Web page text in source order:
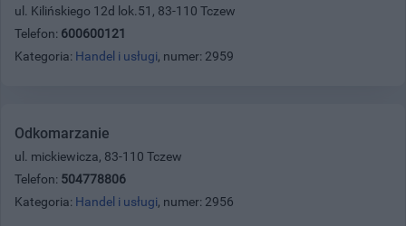
ul. Kilińskiego 12d lok.51, 83-110 Tczew
Telefon: 600600121
Kategoria: Handel i usługi, numer: 2959
Odkomarzanie
ul. mickiewicza, 83-110 Tczew
Telefon: 504778806
Kategoria: Handel i usługi, numer: 2956